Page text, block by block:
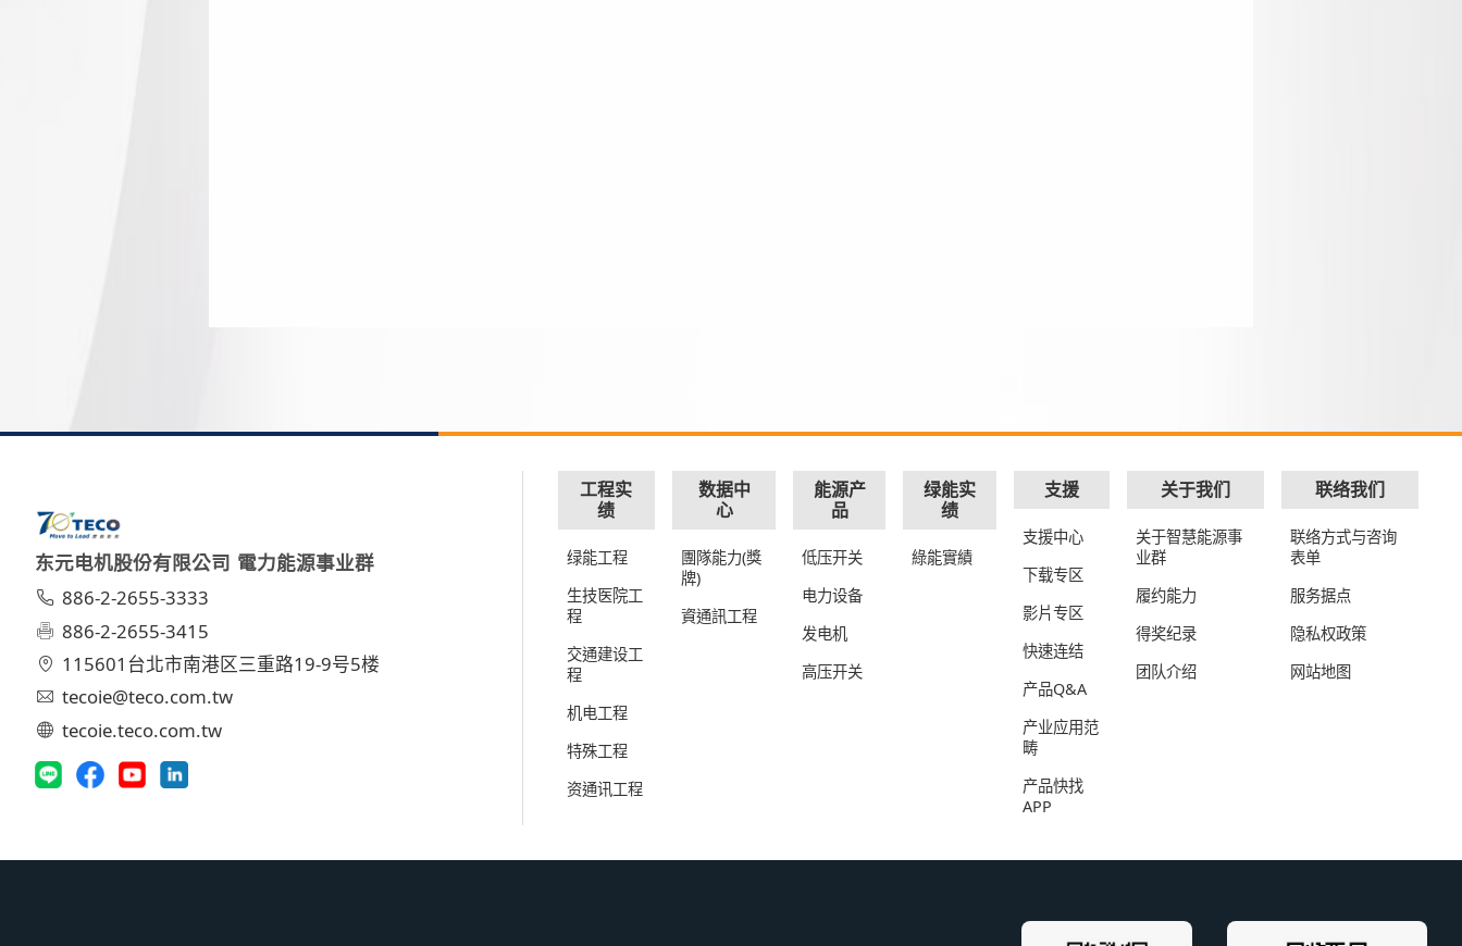
东元电机股份有限公司 電力能源事业群
886-2-2655-3333
886-2-2655-3415
115601台北市南港区三重路19-9号5楼
tecoie@teco.com.tw
tecoie.teco.com.tw
工程实
绩
绿能工程
生技医院工
程
交通建设工
程
机电工程
特殊工程
资通讯工程
数据中
心
團隊能力(獎
牌)
資通訊工程
能源产
品
低压开关
电力设备
发电机
高压开关
绿能实
绩
綠能實績
支援
支援中心
下载专区
影片专区
快速连结
产品Q&A
产业应用范
畴
产品快找
APP
关于我们
关于智慧能源事
业群
履约能力
得奖纪录
团队介绍
联络我们
联络方式与咨询
表单
服务据点
隐私权政策
网站地图